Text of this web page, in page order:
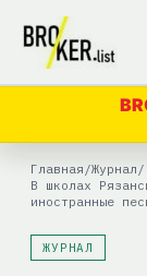
Перейти
содержимому
Главная /Журнал /
В школах
иностранные
ЖУРНАЛ